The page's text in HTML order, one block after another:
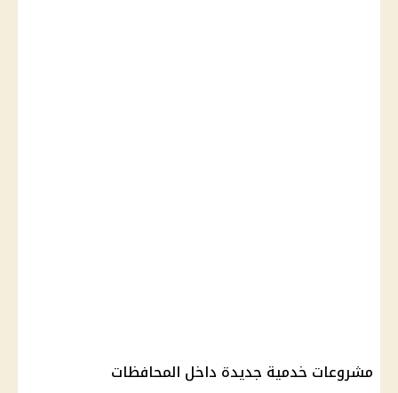
مشروعات خدمية جديدة داخل المحافظات